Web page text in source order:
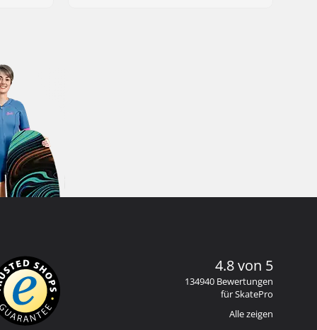
4.8 von 5
134940 Bewertungen
für SkatePro
Alle zeigen